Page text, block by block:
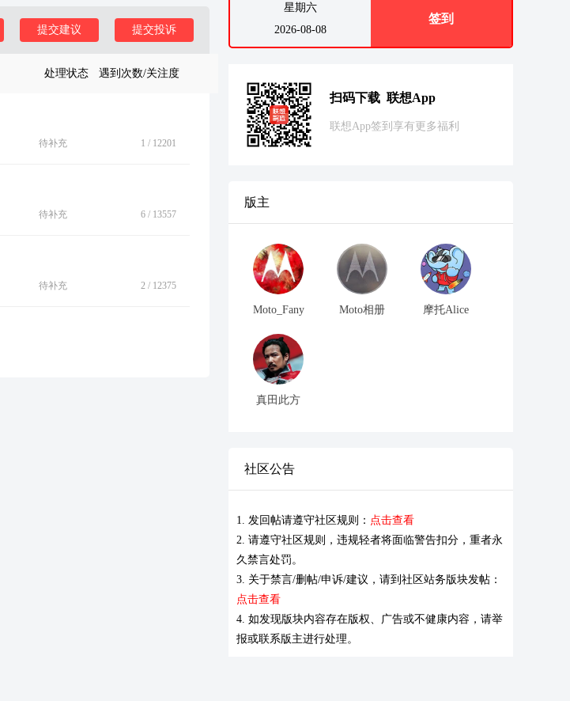
提交投诉
提交建议
处理状态 遇到次数/关注度
待补充 1 / 12201
待补充 6 / 13557
待补充 2 / 12375
星期六
2026-08-08
签到
扫码下载 联想App
联想App签到享有更多福利
版主
Moto_Fany Moto相册 摩托Alice
真田此方
社区公告
1. 发回帖请遵守社区规则： 点击查看
2. 请遵守社区规则，违规轻者将面临警告扣分，重者永
久禁言处罚。
3. 关于禁言/删帖/申诉/建议，请到社区站务版块发帖：
点击查看
4. 如发现版块内容存在版权、广告或不健康内容，请举
报或联系版主进行处理。